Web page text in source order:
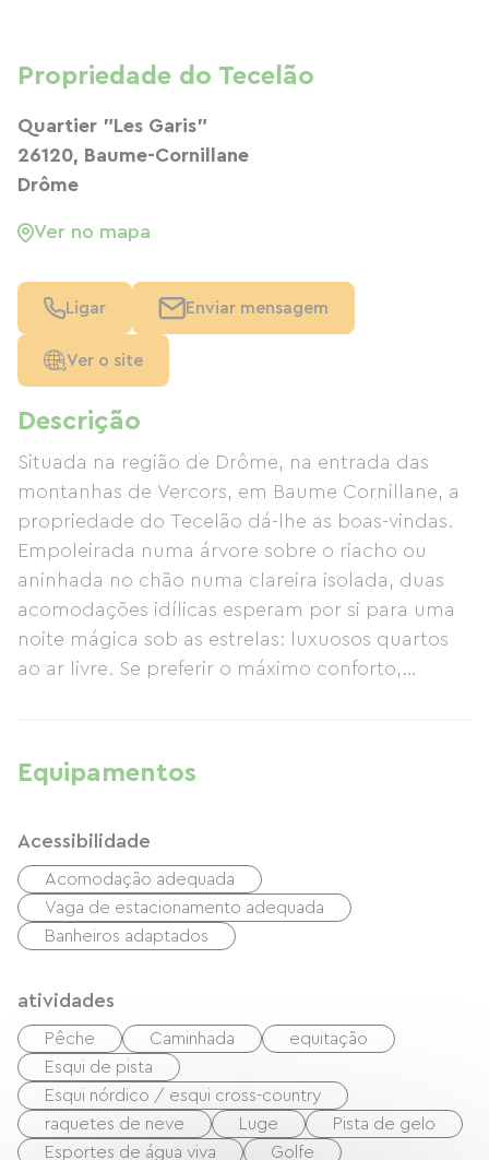
Descrição
Situada na região de Drôme, na entrada das
montanhas de Vercors, em Baume Cornillane, a
propriedade do Tecelão dá-lhe as boas-vindas.
Empoleirada numa árvore sobre o riacho ou
aninhada no chão numa clareira isolada, duas
acomodações idílicas esperam por si para uma
noite mágica sob as estrelas: luxuosos quartos
ao ar livre. Se preferir o máximo conforto,
túnel secreto na pequena casa de madeira.
Equipamentos
Acessibilidade
Acomodação adequada
Vaga de estacionamento adequada
Banheiros adaptados
atividades
Pêche Caminhada
equitação
Esqui de pista
Esqui nórdico / esqui cross-country
raquetes de neve
Luge
Pista de gelo
Esportes de água viva
Golfe
Propriedade do Tecelão
Quartier "Les Garis"
26120, Baume-Cornillane
Drôme
Ver no mapa
Ligar Enviar mensagem
Ver o site